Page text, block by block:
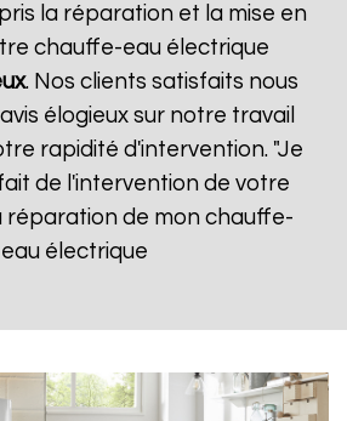
la réparation et la mise en
chauffe-eau électrique
. Nos clients satisfaits nous
élogieux sur notre travail
rapidité d'intervention. "Je
de l'intervention de votre
réparation de mon chauffe-
eau électrique